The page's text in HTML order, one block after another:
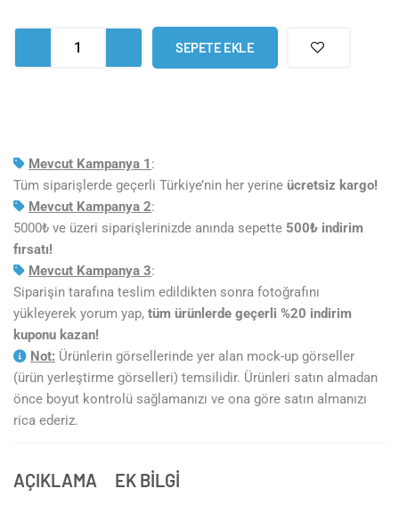
SEPETE EKLE
Mevcut Kampanya 1 :
Tüm siparişlerde geçerli Türkiye’nin her yerine ücretsiz kargo!
Mevcut Kampanya 2:
5000₺ ve üzeri siparişlerinizde anında sepette 500₺ indirim
fırsatı!
Mevcut Kampanya 3:
Siparişin tarafına teslim edildikten sonra fotoğrafını
yükleyerek yorum yap, tüm ürünlerde geçerli %20 indirim
kuponu kazan!
Not: Ürünlerin görsellerinde yer alan mock-up görseller
(ürün yerleştirme görselleri) temsilidir. Ürünleri satın almadan
önce boyut kontrolü sağlamanızı ve ona göre satın almanızı
rica ederiz.
AÇIKLAMA
EK BILGI